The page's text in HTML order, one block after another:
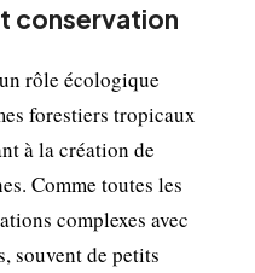
conservation
rôle écologique
forestiers tropicaux
à la création de
Comme toutes les
complexes avec
souvent de petits